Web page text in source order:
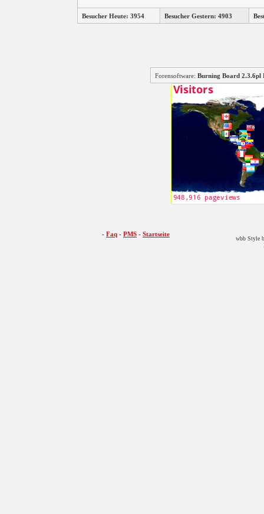
Besucher Heute: 3954 Besucher Gestern: 4903
Forensoftware: Burning Board
- Faq - PMS - Startseite
wbb Style